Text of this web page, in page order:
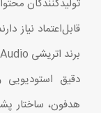
تولیدکنندگان
دقیق استودیویی
هدفون، ساختار